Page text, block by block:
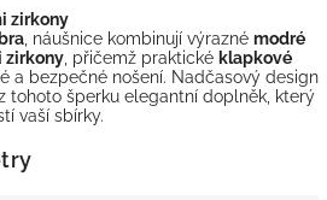
zirkony
, náušnice kombinují výrazné modré
zirkony , přičemž praktické klapkové
a bezpečné nošení. Nadčasový design
tohoto šperku elegantní doplněk, který
vaší sbírky.